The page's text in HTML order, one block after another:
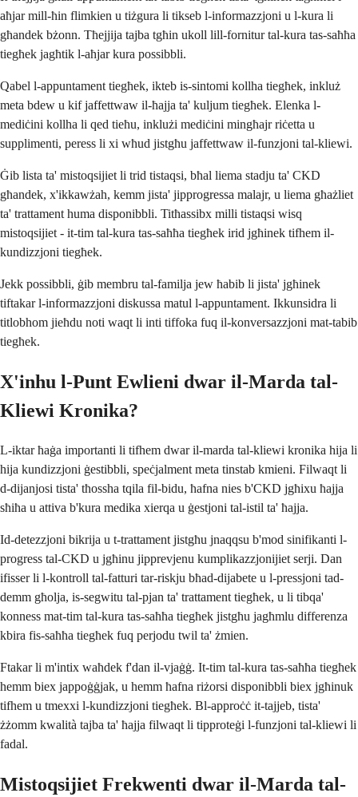
aħjar mill-ħin flimkien u tiżgura li tikseb l-informazzjoni u l-kura li
għandek bżonn. Tħejjija tajba tgħin ukoll lill-fornitur tal-kura tas-saħħa
tiegħek jagħtik l-aħjar kura possibbli.
Qabel l-appuntament tiegħek, ikteb is-sintomi kollha tiegħek, inkluż
meta bdew u kif jaffettwaw il-ħajja ta' kuljum tiegħek. Elenka l-
mediċini kollha li qed tieħu, inklużi mediċini mingħajr riċetta u
supplimenti, peress li xi wħud jistgħu jaffettwaw il-funzjoni tal-kliewi.
Ġib lista ta' mistoqsijiet li trid tistaqsi, bħal liema stadju ta' CKD
għandek, x'ikkawżah, kemm jista' jipprogressa malajr, u liema għażliet
ta' trattament huma disponibbli. Titħassibx milli tistaqsi wisq
mistoqsijiet - it-tim tal-kura tas-saħħa tiegħek irid jgħinek tifhem il-
kundizzjoni tiegħek.
Jekk possibbli, ġib membru tal-familja jew ħabib li jista' jgħinek
tiftakar l-informazzjoni diskussa matul l-appuntament. Ikkunsidra li
titlobhom jieħdu noti waqt li inti tiffoka fuq il-konversazzjoni mat-tabib
tiegħek.
X'inhu l-Punt Ewlieni dwar il-Marda tal-
Kliewi Kronika?
L-iktar ħaġa importanti li tifhem dwar il-marda tal-kliewi kronika hija li
hija kundizzjoni ġestibbli, speċjalment meta tinstab kmieni. Filwaqt li
d-dijanjosi tista' tħossha tqila fil-bidu, ħafna nies b'CKD jgħixu ħajja
sħiħa u attiva b'kura medika xierqa u ġestjoni tal-istil ta' ħajja.
Id-detezzjoni bikrija u t-trattament jistgħu jnaqqsu b'mod sinifikanti l-
progress tal-CKD u jgħinu jipprevjenu kumplikazzjonijiet serji. Dan
ifisser li l-kontroll tal-fatturi tar-riskju bħad-dijabete u l-pressjoni tad-
demm għolja, is-segwitu tal-pjan ta' trattament tiegħek, u li tibqa'
konness mat-tim tal-kura tas-saħħa tiegħek jistgħu jagħmlu differenza
kbira fis-saħħa tiegħek fuq perjodu twil ta' żmien.
Ftakar li m'intix waħdek f'dan il-vjaġġ. It-tim tal-kura tas-saħħa tiegħek
hemm biex jappoġġjak, u hemm ħafna riżorsi disponibbli biex jgħinuk
tifhem u tmexxi l-kundizzjoni tiegħek. Bl-approċċ it-tajjeb, tista'
żżomm kwalità tajba ta' ħajja filwaqt li tipproteġi l-funzjoni tal-kliewi li
fadal.
Mistoqsijiet Frekwenti dwar il-Marda tal-